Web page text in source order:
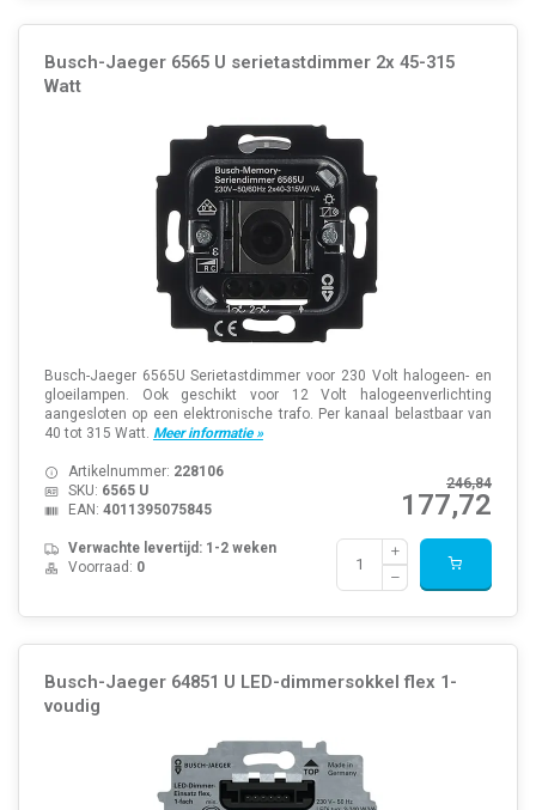
Busch-Jaeger 6565 U serietastdimmer 2x 45-315
Watt
Busch-Jaeger 6565U Serietastdimmer voor 230 Volt halogeen- en
gloeilampen. Ook geschikt voor 12 Volt halogeenverlichting
aangesloten op een elektronische trafo. Per kanaal belastbaar van
40 tot 315 Watt. Meer informatie »
246,84
177,72
Artikelnummer: 228106
SKU: 6565 U
EAN: 4011395075845
Verwachte levertijd: 1-2 weken
Voorraad: 0
Busch-Jaeger 64851 U LED-dimmersokkel flex 1-
voudig